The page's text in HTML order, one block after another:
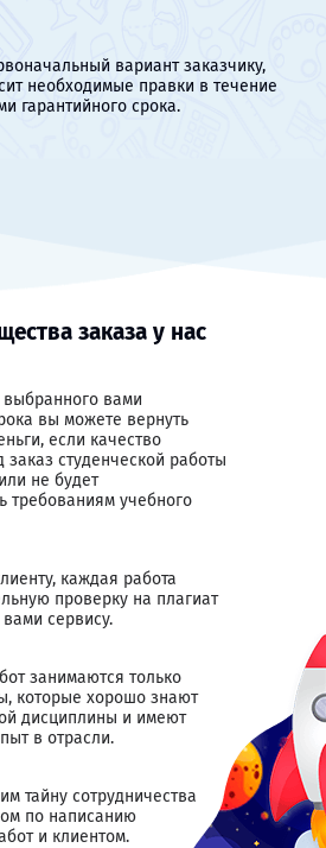
вариант заказчику,
необходимые правки в течение
гарантийного срока.
заказа у нас
вами
вы можете вернуть
если качество
заказ студенческой работы
не будет
требованиям учебного
каждая работа
проверку на плагиат
сервису.
занимаются только
которые хорошо знают
дисциплины и имеют
в отрасли.
тайну сотрудничества
по написанию
и клиентом.